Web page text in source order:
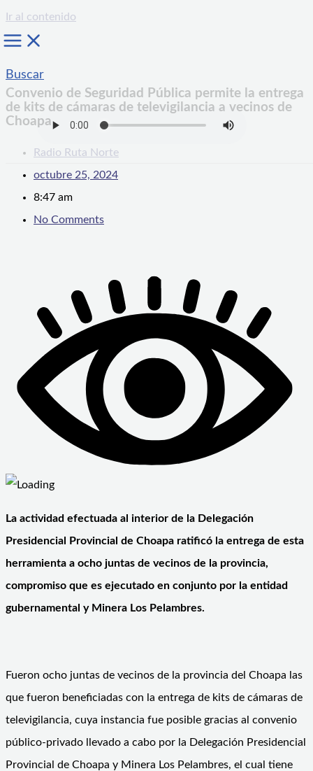
Ir al contenido
Buscar
Convenio de Seguridad Pública permite la entrega
de kits de cámaras de televigilancia a vecinos de
Choapa
Radio Ruta Norte
octubre 25, 2024
8:47 am
No Comments
La actividad efectuada al interior de la Delegación
Presidencial Provincial de Choapa ratificó la entrega de esta
herramienta a ocho juntas de vecinos de la provincia,
compromiso que es ejecutado en conjunto por la entidad
gubernamental y Minera Los Pelambres.
Fueron ocho juntas de vecinos de la provincia del Choapa las
que fueron beneficiadas con la entrega de kits de cámaras de
televigilancia, cuya instancia fue posible gracias al convenio
público-privado llevado a cabo por la Delegación Presidencial
Provincial de Choapa y Minera Los Pelambres, el cual tiene